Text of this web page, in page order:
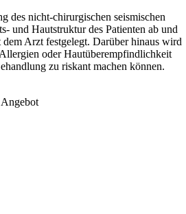
des nicht-chirurgischen seismischen
und Hautstruktur des Patienten ab und
Arzt festgelegt. Darüber hinaus wird
oder Hautüberempfindlichkeit
zu riskant machen können.